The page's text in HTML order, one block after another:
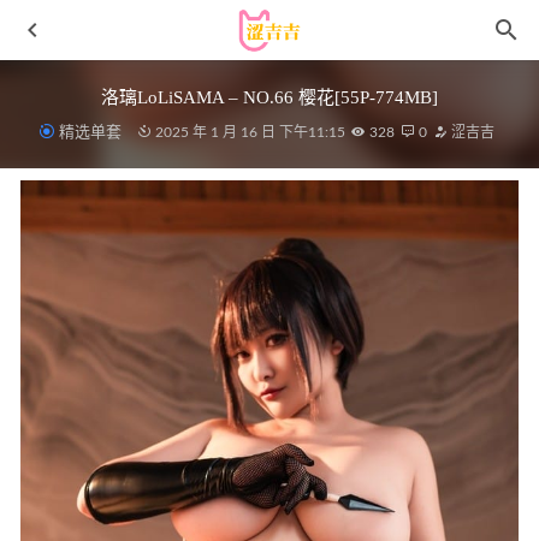
洛璃LoLiSAMA – NO.66 樱花[55P-774MB]
精选单套 2025 年 1 月 16 日 下午11:15 328 0 涩吉吉
[Xiuren秀人网]2025.05.27 NO.10330 诺诺Hsu[60+1P/597MB]
2025-12-17
[Xiuren秀人网]2024.01.25 NO.8020 小逗逗[79+1P/628MB]
2024-06-26
[微密圈]秋不吃鱼 – 镂空连体衣[22P-32MB]
2023-04-11
[Xiuren秀人网]2025.07.25 NO.10586 白露lulu[84+1P/825MB]
2026-02-18